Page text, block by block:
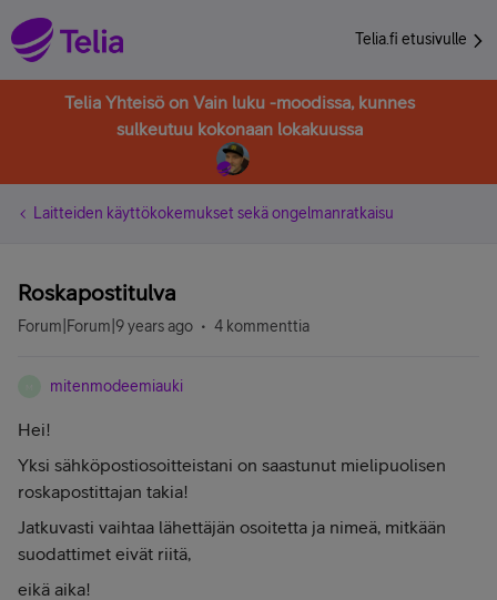
Telia.fi etusivulle
Telia Yhteisö on Vain luku -moodissa, kunnes
sulkeutuu kokonaan lokakuussa
Laitteiden käyttökokemukset sekä ongelmanratkaisu
Roskapostitulva
Forum|Forum|9 years ago 4 kommenttia
mitenmodeemiauki
Hei!
Yksi sähköpostiosoitteistani on saastunut mielipuolisen
roskapostittajan takia!
Jatkuvasti vaihtaa lähettäjän osoitetta ja nimeä, mitkään
suodattimet eivät riitä,
eikä aika!